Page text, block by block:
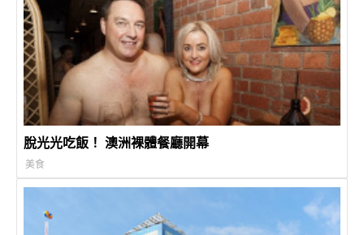
脫光光吃飯！ 澳洲裸體餐廳開幕
美食